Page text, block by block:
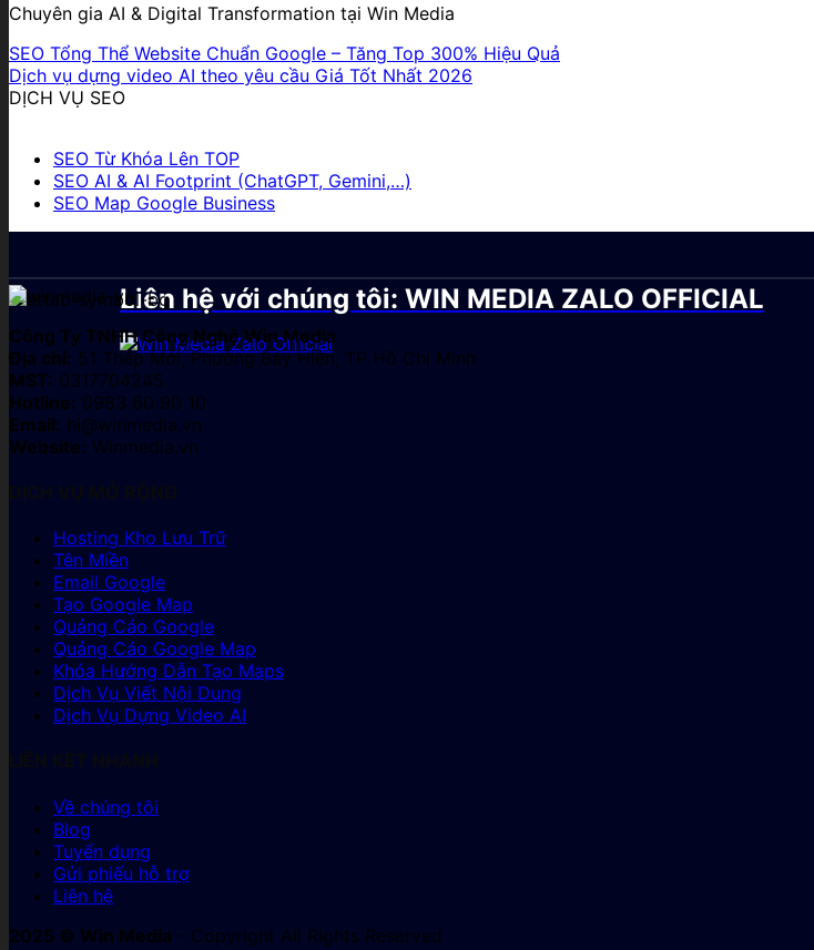
Chuyên gia AI & Digital Transformation tại Win Media
SEO Tổng Thể Website Chuẩn Google – Tăng Top 300% Hiệu Quả
Dịch vụ dựng video AI theo yêu cầu Giá Tốt Nhất 2026
DỊCH VỤ SEO
SEO Từ Khóa Lên TOP
SEO AI & AI Footprint (ChatGPT, Gemini,…)
SEO Map Google Business
Liên hệ với chúng tôi: WIN MEDIA ZALO OFFICIAL
Công Ty TNHH Công Nghệ Win Media
Địa chỉ: 51 Thép Mới, Phường Bảy Hiền, TP Hồ Chí Minh
MST: 0317704245
Hotline: 0983 60 90 10
Email: hi@winmedia.vn
Website: Winmedia.vn
DỊCH VỤ MỞ RỘNG
Hosting Kho Lưu Trữ
Tên Miền
Email Google
Tạo Google Map
Quảng Cáo Google
Quảng Cáo Google Map
Khóa Hướng Dẫn Tạo Maps
Dịch Vụ Viết Nội Dung
Dịch Vụ Dựng Video AI
LIÊN KẾT NHANH
Về chúng tôi
Blog
Tuyển dụng
Gửi phiếu hỗ trợ
Liên hệ
2025 © Win Media - Copyright All Rights Reserved